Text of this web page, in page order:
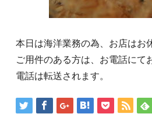
本日は海洋業務の為、お店はお
ご用件のある方は、お電話にて
電話は転送されます。